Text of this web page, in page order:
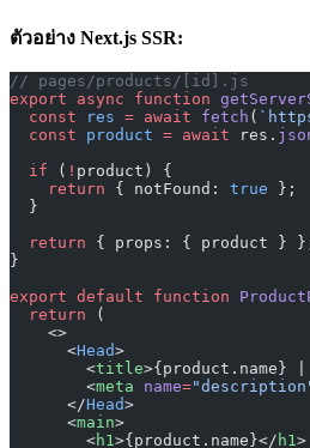
ตัวอย่าง Next.js SSR:
// pages/products/[id].js
export async function
  const
res = await fetch (
  const
product = await res.
  if
( ! product) {
    return
{ notFound: true };
  }
  return
{ props: { product }
}
export default function
  return
(
    <>
      <
Head>
        <
title>{product.name} |
        <
meta name=
      </
Head>
      <
main>
        <
h1 >{product.name}</ h1 >